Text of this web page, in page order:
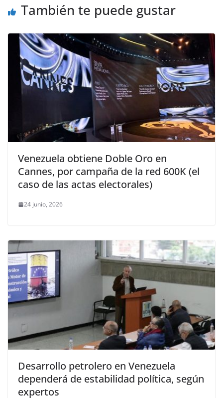
También te puede gustar
Venezuela obtiene Doble Oro en
Cannes, por campaña de la red 600K (el
caso de las actas electorales)
24 junio, 2026
Desarrollo petrolero en Venezuela
dependerá de estabilidad política, según
expertos